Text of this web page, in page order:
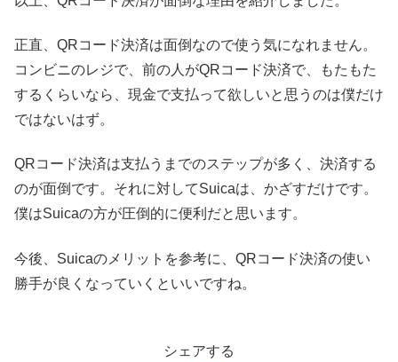
正直、QRコード決済は面倒なので使う気になれません。
コンビニのレジで、前の人がQRコード決済で、もたもた
するくらいなら、現金で支払って欲しいと思うのは僕だけ
ではないはず。
QRコード決済は支払うまでのステップが多く、決済する
のが面倒です。それに対してSuicaは、かざすだけです。
僕はSuicaの方が圧倒的に便利だと思います。
今後、Suicaのメリットを参考に、QRコード決済の使い
勝手が良くなっていくといいですね。
シェアする